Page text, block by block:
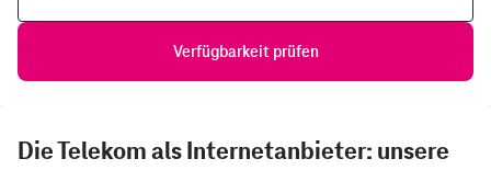
Verfügbarkeit prüfen
Die Telekom als Internetanbieter: unsere